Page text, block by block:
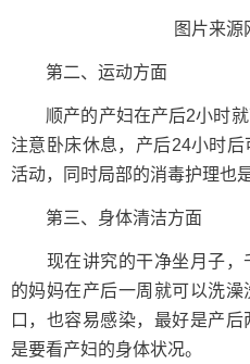
图片来源
第二、运动方面
顺产的产妇在产后2小时就
注意卧床休息，产后24小时
活动，同时局部的消毒护理也
第三、身体清洁方面
现在讲究的干净坐月子，
的妈妈在产后一周就可以洗
口，也容易感染，最好是产
是要看产妇的身体状况。